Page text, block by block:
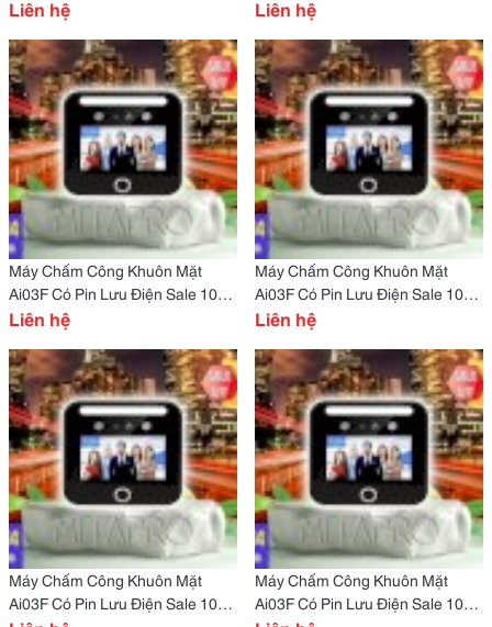
Cho Quán Nhậu Tại Yên Bái
Liên hệ
Cho Quán Nhậu Tại Vĩnh Phúc
Liên hệ
Máy Chấm Công Khuôn Mặt
Ai03F Có Pin Lưu Điện Sale 10%
Cho Quán Nhậu Tại Vĩnh Long
Liên hệ
Máy Chấm Công Khuôn Mặt
Ai03F Có Pin Lưu Điện Sale 10%
Cho Quán Nhậu Tại Tuyên
Liên hệ
Máy Chấm Công Khuôn Mặt
Ai03F Có Pin Lưu Điện Sale 10%
Máy Chấm Công Khuôn Mặt
Ai03F Có Pin Lưu Điện Sale 10%